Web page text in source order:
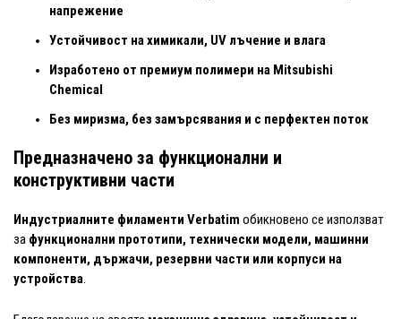
напрежение
Устойчивост на химикали, UV лъчение и влага
Изработено от премиум полимери на Mitsubishi
Chemical
Без миризма, без замърсявания и с перфектен поток
Предназначено за функционални и
конструктивни части
Индустриалните филаменти Verbatim обикновено се използват
за функционални прототипи, технически модели, машинни
компоненти, държачи, резервни части или корпуси на
устройства.